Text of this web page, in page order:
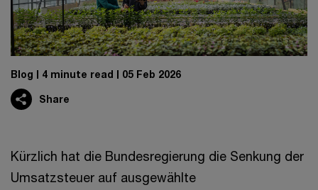
Blog 4 minute read 05 Feb 2026
Share
Kürzlich hat die Bundesregierung die Senkung der
Umsatzsteuer auf ausgewählte